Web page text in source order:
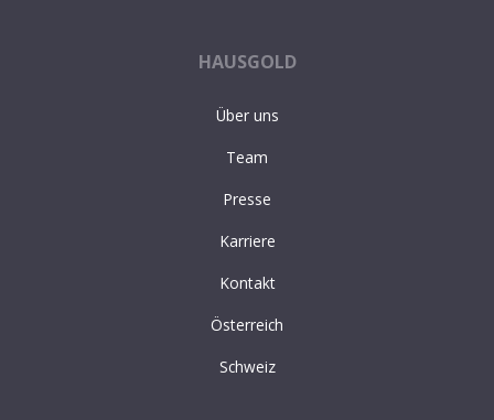
HAUSGOLD
Über uns
Team
Presse
Karriere
Kontakt
Österreich
Schweiz